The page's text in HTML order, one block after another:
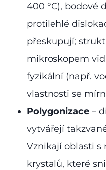
400 °C), bodové
protilehlé
přeskupují;
mikroskopem
fyzikální (např.
vlastnosti se
Polygonizace –
vytvářejí
Vznikají oblasti s
krystalů, které